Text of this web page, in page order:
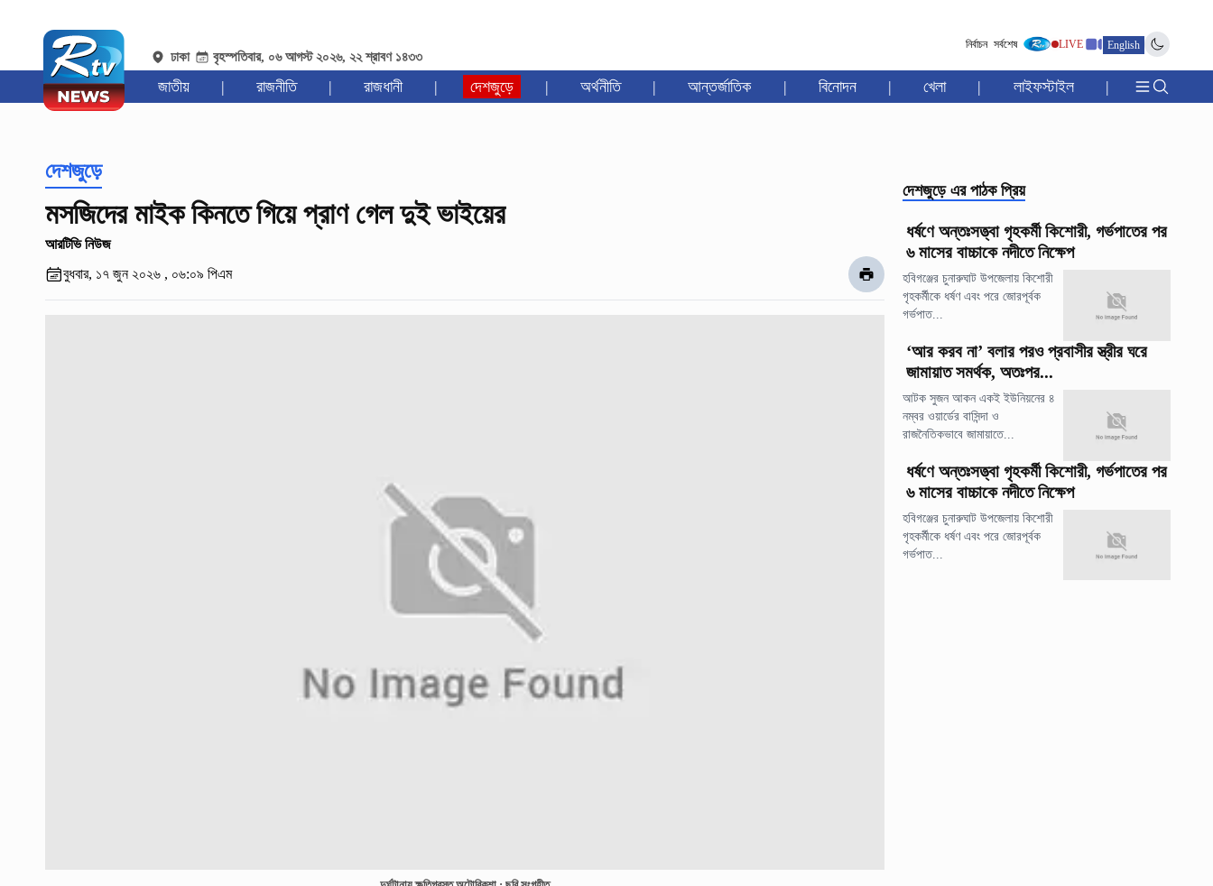
ঢাকা বৃহস্পতিবার, ০৬ আগস্ট ২০২৬, ২২ শ্রাবণ ১৪৩৩
নির্বাচন সর্বশেষ LIVE English
জাতীয় | রাজনীতি | রাজধানী | দেশজুড়ে | অর্থনীতি | আন্তর্জাতিক | বিনোদন | খেলা | লাইফস্টাইল |
দেশজুড়ে
মসজিদের মাইক কিনতে গিয়ে প্রাণ গেল দুই ভাইয়ের
আরটিভি নিউজ
বুধবার, ১৭ জুন ২০২৬ , ০৬:০৯ পিএম
দেশজুড়ে এর পাঠক প্রিয়
ধর্ষণে অন্তঃসত্ত্বা গৃহকর্মী কিশোরী, গর্ভপাতের পর
৬ মাসের বাচ্চাকে নদীতে নিক্ষেপ
হবিগঞ্জের চুনারুঘাট উপজেলায় কিশোরী
গৃহকর্মীকে ধর্ষণ এবং পরে জোরপূর্বক
গর্ভপাত...
‘আর করব না’ বলার পরও প্রবাসীর স্ত্রীর ঘরে
জামায়াত সমর্থক, অতঃপর...
আটক সুজন আকন একই ইউনিয়নের ৪
নম্বর ওয়ার্ডের বাসিন্দা ও
রাজনৈতিকভাবে জামায়াতে...
ধর্ষণে অন্তঃসত্ত্বা গৃহকর্মী কিশোরী, গর্ভপাতের পর
৬ মাসের বাচ্চাকে নদীতে নিক্ষেপ
হবিগঞ্জের চুনারুঘাট উপজেলায় কিশোরী
গৃহকর্মীকে ধর্ষণ এবং পরে জোরপূর্বক
গর্ভপাত...